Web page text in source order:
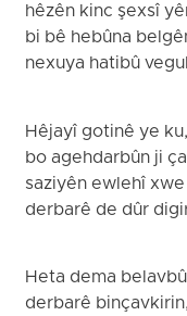
hêzên kinc şexsî
bi bê hebûna
nexuya hatibû
Hêjayî gotinê ye
bo agehdarbûn ji
saziyên ewlehî
derbarê de dûr
Heta dema
derbarê